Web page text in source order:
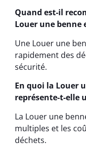
Quand est-il
Louer une benne
Une Louer une
rapidement des
sécurité.
En quoi la Louer
représente-t-elle
La Louer une
multiples et les
déchets.